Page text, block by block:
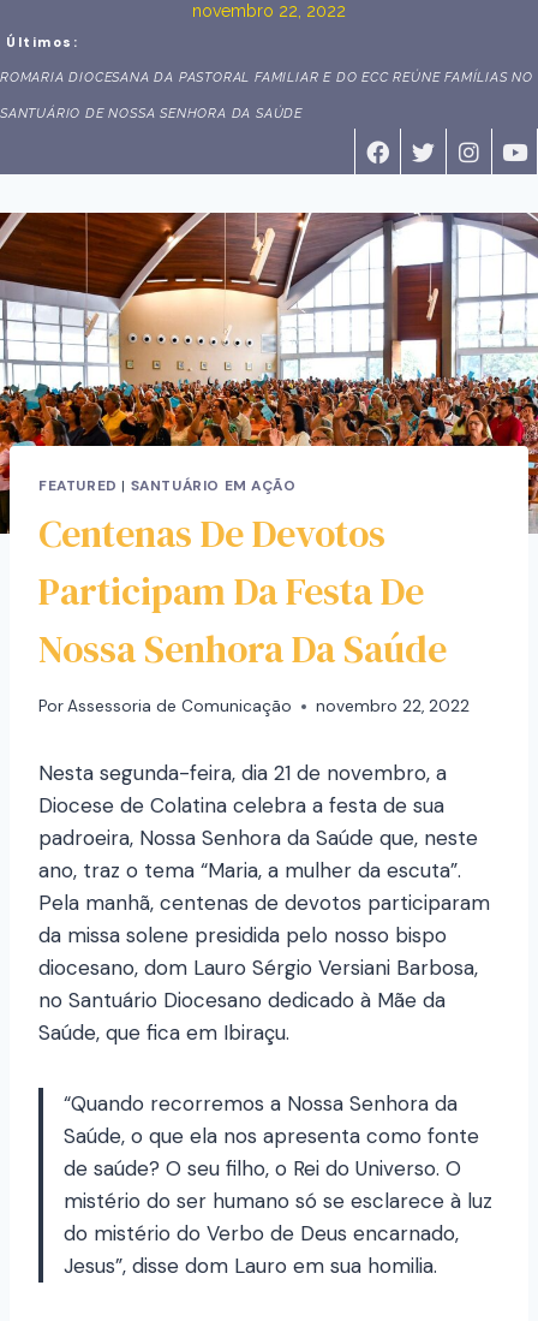
novembro 22, 2022
Últimos:
SANTUÁRIO ACOLHE RETIRO ANUAL DOS MINISTROS
ÁREA PASTORAL BR 101 SUL
FEATURED | SANTUÁRIO EM AÇÃO
Centenas De Devotos
Participam Da Festa De
Nossa Senhora Da Saúde
PorAssessoria de Comunicação novembro 22, 2022
Nesta segunda-feira, dia 21 de novembro, a
Diocese de Colatina celebra a festa de sua
padroeira, Nossa Senhora da Saúde que, neste
ano, traz o tema “Maria, a mulher da escuta”.
Pela manhã, centenas de devotos participaram
da missa solene presidida pelo nosso bispo
diocesano, dom Lauro Sérgio Versiani Barbosa,
no Santuário Diocesano dedicado à Mãe da
Saúde, que fica em Ibiraçu.
“Quando recorremos a Nossa Senhora da
Saúde, o que ela nos apresenta como fonte
de saúde? O seu filho, o Rei do Universo. O
mistério do ser humano só se esclarece à luz
do mistério do Verbo de Deus encarnado,
Jesus”, disse dom Lauro em sua homilia.